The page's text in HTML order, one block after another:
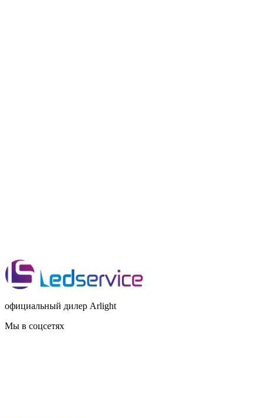
официальный дилер Arlight
Мы в соцсетях